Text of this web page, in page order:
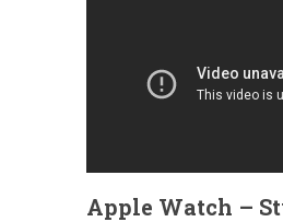
Apple Watch –